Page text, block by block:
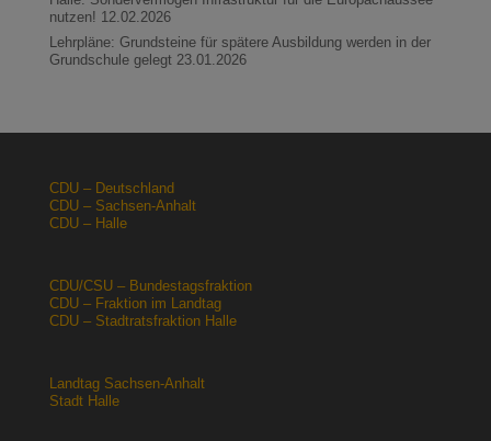
nutzen! 12.02.2026
Lehrpläne: Grundsteine für spätere Ausbildung werden in der
Grundschule gelegt 23.01.2026
CDU – Deutschland
CDU – Sachsen-Anhalt
CDU – Halle
CDU/CSU – Bundestagsfraktion
CDU – Fraktion im Landtag
CDU – Stadtratsfraktion Halle
Landtag Sachsen-Anhalt
Stadt Halle